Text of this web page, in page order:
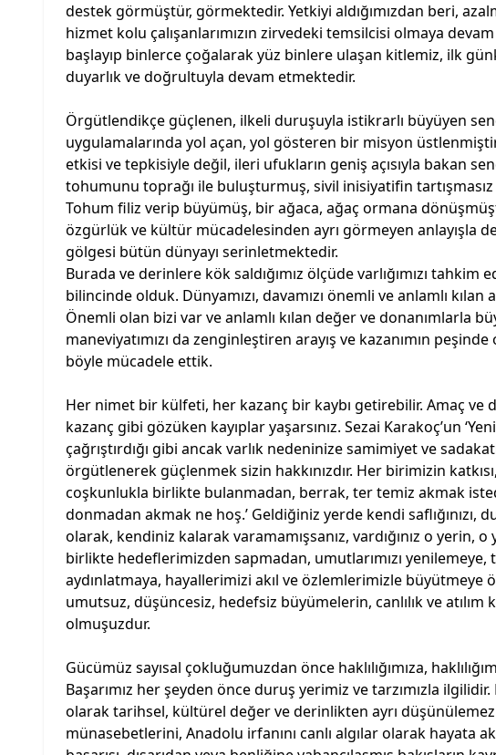
destek görmüştür, görmektedir. Yetkiyi aldığımızdan beri,
hizmet kolu çalışanlarımızın zirvedeki temsilcisi olmaya
başlayıp binlerce çoğalarak yüz binlere ulaşan kitlemiz, ilk
duyarlık ve doğrultuyla devam etmektedir.
Örgütlendikçe güçlenen, ilkeli duruşuyla istikrarlı büyüyen
uygulamalarında yol açan, yol gösteren bir misyon
etkisi ve tepkisiyle değil, ileri ufukların geniş açısıyla bakan
tohumunu toprağı ile buluşturmuş, sivil inisiyatifin
Tohum filiz verip büyümüş, bir ağaca, ağaç ormana
özgürlük ve kültür mücadelesinden ayrı görmeyen anlayışla
gölgesi bütün dünyayı serinletmektedir.
Burada ve derinlere kök saldığımız ölçüde varlığımızı tahkim
bilincinde olduk. Dünyamızı, davamızı önemli ve anlamlı kılan
Önemli olan bizi var ve anlamlı kılan değer ve donanımlarla
maneviyatımızı da zenginleştiren arayış ve kazanımın
böyle mücadele ettik.
Her nimet bir külfeti, her kazanç bir kaybı getirebilir. Amaç
kazanç gibi gözüken kayıplar yaşarsınız. Sezai Karakoç’un
çağrıştırdığı gibi ancak varlık nedeninize samimiyet ve
örgütlenerek güçlenmek sizin hakkınızdır. Her birimizin
coşkunlukla birlikte bulanmadan, berrak, ter temiz akmak
donmadan akmak ne hoş.’ Geldiğiniz yerde kendi
olarak, kendiniz kalarak varamamışsanız, vardığınız o yerin,
birlikte hedeflerimizden sapmadan, umutlarımızı
aydınlatmaya, hayallerimizi akıl ve özlemlerimizle
umutsuz, düşüncesiz, hedefsiz büyümelerin, canlılık ve
olmuşuzdur.
Gücümüz sayısal çokluğumuzdan önce haklılığımıza,
Başarımız her şeyden önce duruş yerimiz ve tarzımızla ilgilidir.
olarak tarihsel, kültürel değer ve derinlikten ayrı
münasebetlerini, Anadolu irfanını canlı algılar olarak hayata